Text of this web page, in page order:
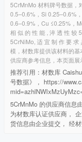
5CrMnMo 材料牌号数据，
0.5–0.6%，Si 0.25–0.6%
0.6–0.9%，Cu ≤0.25%，
相 似 的 性 能 , 淬 透 性 较
5CrNiMo, 适 宜 制 作 要 求
模，材数库提供该材料的
供应商参考信息，本页面展
推荐引用：材数库
号数据》， https://
5CrMnMo 的供应商信息
为材数库认证供应商，
货信息由企业提交， 经